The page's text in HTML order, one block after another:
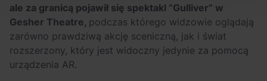
ale za granicą pojawił się spektakl “Gulliver” w
Gesher Theatre, podczas którego widzowie oglądają
zarówno prawdziwą akcję sceniczną, jak i świat
rozszerzony, który jest widoczny jedynie za pomocą
urządzenia AR.